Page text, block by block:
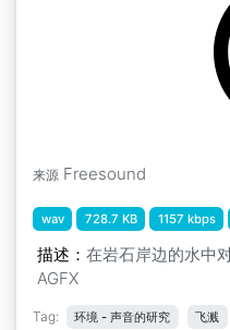
来源 Freesound
wav 728.7 KB 1157 kbps
描述： 在岩石岸边的水中
AGFX
Tag: 环境 - 声音的研究 飞溅